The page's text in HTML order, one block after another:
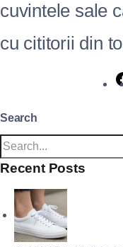
cuvintele sale
cu cititorii din
Search
Recent Posts